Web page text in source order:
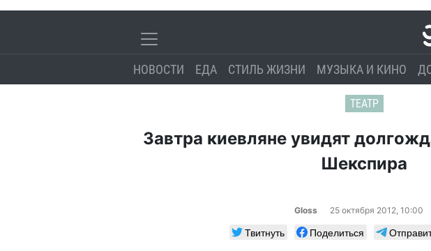
НОВОСТИ ЕДА СТИЛЬ ЖИЗНИ МУЗЫКА И КИНО
ТЕАТР
Завтра киевляне увидят
Шекспира
Gloss 25 октября 2012, 10:00
Твитнуть Поделиться